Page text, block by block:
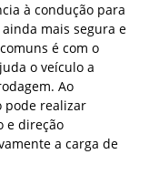
à condução para
mais segura e
é com o
o veículo a
Ao
pode realizar
e direção
a carga de